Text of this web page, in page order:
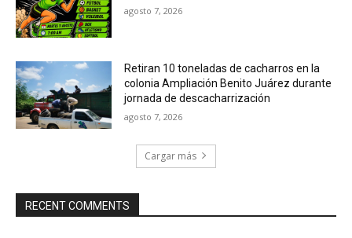
agosto 7, 2026
Retiran 10 toneladas de cacharros en la
colonia Ampliación Benito Juárez durante
jornada de descacharrización
agosto 7, 2026
Cargar más
RECENT COMMENTS